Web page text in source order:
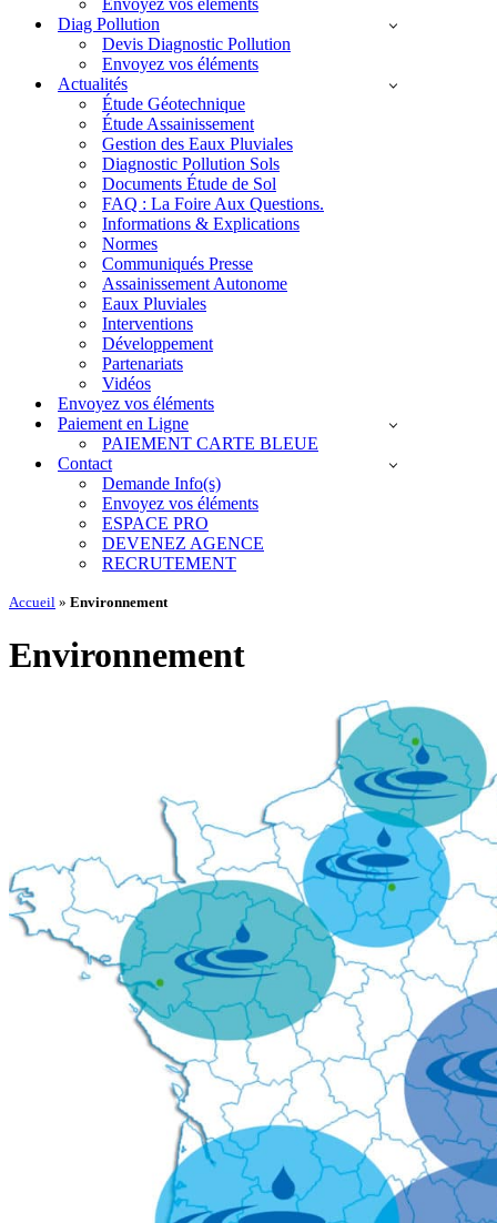
Envoyez vos éléments
Diag Pollution
Devis Diagnostic Pollution
Envoyez vos éléments
Actualités
Étude Géotechnique
Étude Assainissement
Gestion des Eaux Pluviales
Diagnostic Pollution Sols
Documents Étude de Sol
FAQ : La Foire Aux Questions.
Informations & Explications
Normes
Communiqués Presse
Assainissement Autonome
Eaux Pluviales
Interventions
Développement
Partenariats
Vidéos
Envoyez vos éléments
Paiement en Ligne
PAIEMENT CARTE BLEUE
Contact
Demande Info(s)
Envoyez vos éléments
ESPACE PRO
DEVENEZ AGENCE
RECRUTEMENT
Accueil » Environnement
Environnement